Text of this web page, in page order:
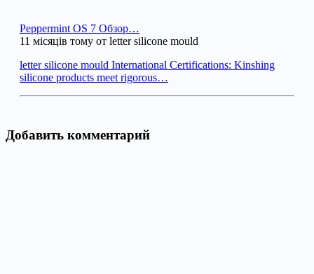
Peppermint OS 7 Обзор…
11 місяців тому от letter silicone mould
letter silicone mould International Certifications: Kinshing
silicone products meet rigorous…
Добавить комментарий